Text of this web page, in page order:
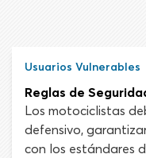
escenario de
moderado y
Usuarios Vulnerables
Reglas de
Los motociclistas
defensivo,
con los estándares